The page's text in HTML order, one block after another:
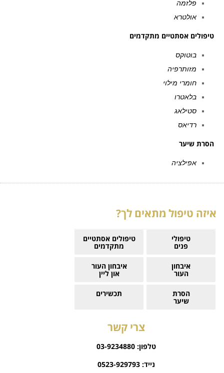
פלזמה
אולטרא
טיפולים אסתטיים מתקדמים
בוטוקס
מזותרפיה
חומרי מילוי
בלאטרו
סטילאג
רדיאס
הסרת שיער
אפילציה
איזה טיפול מתאים לך?
טיפולי
פנים
טיפולים אסתטיים
מתקדמים
איבחון
העור
איבחון העור
און ליין
הסרת
שיער
תכשירים
צרי קשר
טלפון:03-9234880
נייד:0523-929793